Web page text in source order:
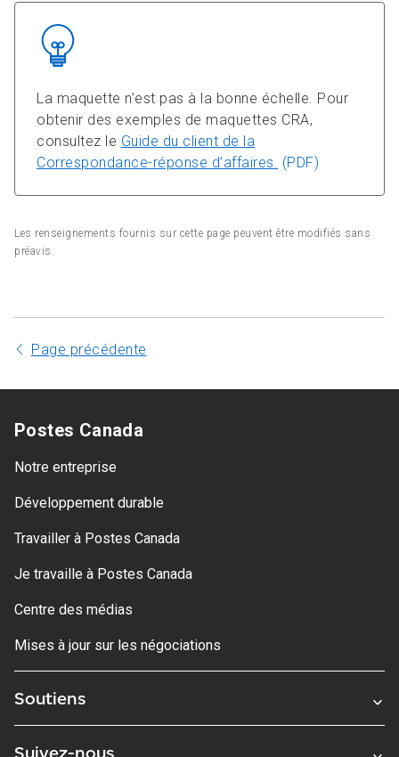
La maquette n’est pas à la bonne échelle. Pour
obtenir des exemples de maquettes CRA,
consultez le Guide du client de la
Correspondance-réponse d’affaires. (PDF)
Les renseignements fournis sur cette page peuvent être modifiés sans
préavis.
Page précédente
Postes Canada
Notre entreprise
Développement durable
Travailler à Postes Canada
Je travaille à Postes Canada
Centre des médias
Mises à jour sur les négociations
Soutiens
Suivez-nous